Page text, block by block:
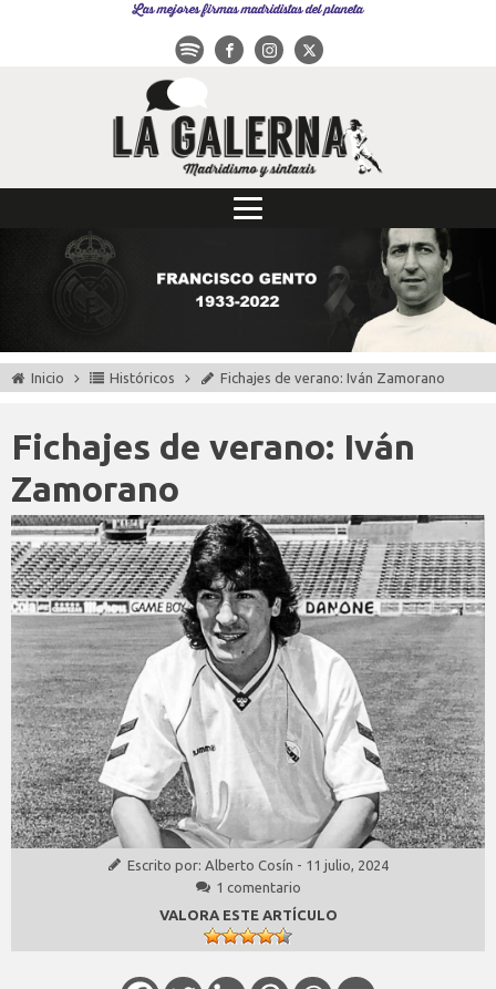
Las mejores firmas madridistas del planeta
Inicio Históricos Fichajes de verano: Iván Zamorano
Fichajes de verano: Iván
Zamorano
Escrito por: Alberto Cosín - 11 julio, 2024
1 comentario
VALORA ESTE ARTÍCULO